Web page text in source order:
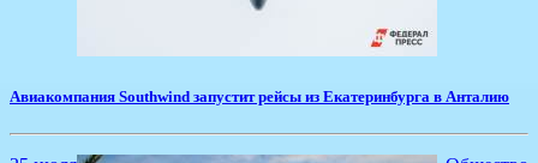
Авиакомпания Southwind запустит рейсы из Екатеринбурга в Анталию